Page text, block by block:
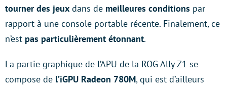
tourner des jeux dans de meilleures conditions par
rapport à une console portable récente. Finalement, ce
n’est pas particulièrement étonnant.
La partie graphique de l’APU de la ROG Ally Z1 se
compose de l’iGPU Radeon 780M, qui est d’ailleurs